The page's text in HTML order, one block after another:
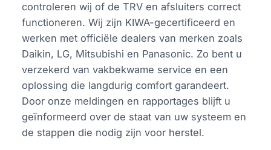
controleren wij of de TRV en afsluiters correct
functioneren. Wij zijn KIWA-gecertificeerd en
werken met officiële dealers van merken zoals
Daikin, LG, Mitsubishi en Panasonic. Zo bent u
verzekerd van vakbekwame service en een
oplossing die langdurig comfort garandeert.
Door onze meldingen en rapportages blijft u
geïnformeerd over de staat van uw systeem en
de stappen die nodig zijn voor herstel.